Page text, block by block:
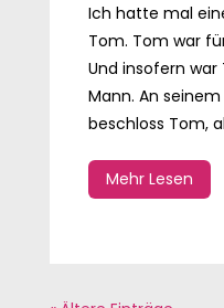
Ich hatte mal
Tom. Tom war
Und insofern
Mann. An
beschloss Tom,
Mehr Lesen